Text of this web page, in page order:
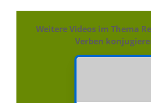
Weitere Videos im Thema
Verben